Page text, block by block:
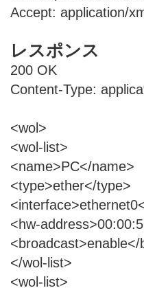
Accept: application/
レスポンス
200 OK
Content-Type:
<wol>
<wol-list>
<name>PC</name>
<type>ether</type>
<hw-
<broadcast>enable</
</wol-list>
<wol-list>